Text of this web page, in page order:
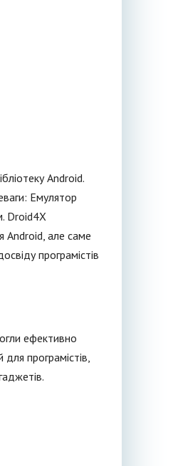
Android.
Емулятор
Droid4X
Android, але саме
програмістів
ефективно
програмістів,